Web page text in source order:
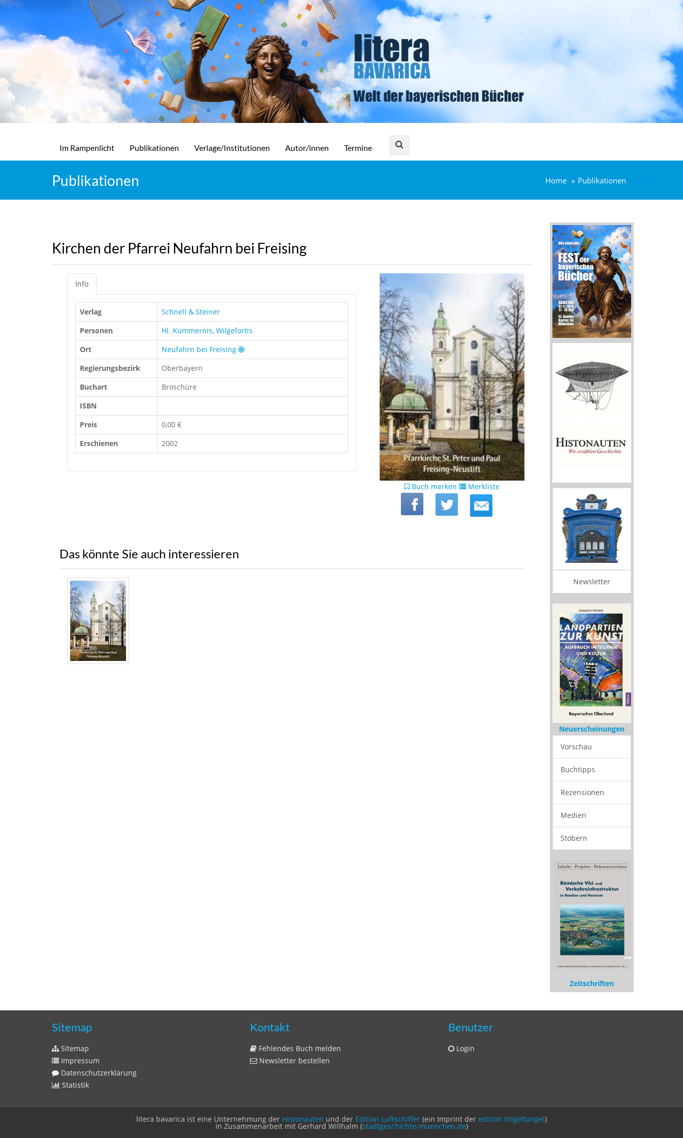
Im Rampenlicht Publikationen Verlage/Institutionen Autor/innen Termine
Publikationen Home Publikationen
Kirchen der Pfarrei Neufahrn bei Freising
Info
Verlag
Schnell & Steiner
Personen
Hl. Kümmernis, Wilgefortis
Ort
Neufahrn bei Freising
Regierungsbezirk
Oberbayern
Buchart
Broschüre
ISBN
Preis
0,00 €
Erschienen
2002
Buch merken Merkliste
Das könnte Sie auch interessieren
Newsletter
Neuerscheinungen
Vorschau
Buchtipps
Rezensionen
Medien
Stöbern
Zeitschriften
Sitemap
Sitemap
Impressum
Datenschutzerklärung
Statistik
Kontakt
Fehlendes Buch melden
Newsletter bestellen
Benutzer
Login
litera bavarica ist eine Unternehmung der Histonauten und der Edition Luftschiffer (ein Imprint der edition tingeltangel)
in Zusammenarbeit mit Gerhard Willhalm (stadtgeschichte-muenchen.de)